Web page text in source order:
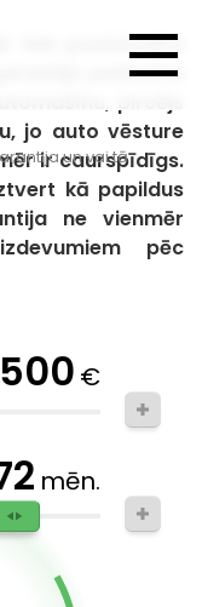
un vai tā
tiek pozicionēta
patiesībā
jo auto vēsture
ir caurspīdīgs.
kā papildus
ne vienmēr
pēc
€
mēn.